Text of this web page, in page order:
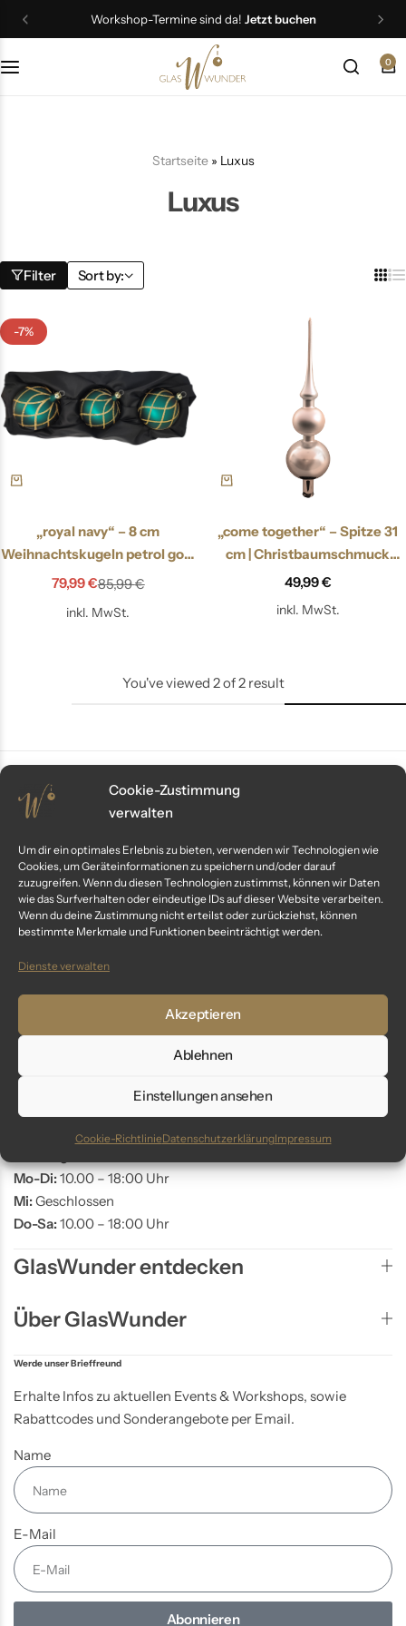
Cookie-Zustimmung
verwalten
Um dir ein optimales Erlebnis zu bieten, verwenden wir Technologien wie
Cookies, um Geräteinformationen zu speichern und/oder darauf
zuzugreifen. Wenn du diesen Technologien zustimmst, können wir Daten
wie das Surfverhalten oder eindeutige IDs auf dieser Website verarbeiten.
Wenn du deine Zustimmung nicht erteilst oder zurückziehst, können
bestimmte Merkmale und Funktionen beeinträchtigt werden.
Dienste verwalten
Akzeptieren
Ablehnen
Einstellungen ansehen
Cookie-RichtlinieDatenschutzerklärungImpressum
Workshop-Termine sind da! Jetzt buchen
0
Startseite» Luxus
Luxus
Filter Sort by:
-7%
„royal navy“ – 8 cm
Weihnachtskugeln petrol gold
matt85,99€
79,99€
inkl. MwSt.
„come together“ – Spitze 31
cm | Christbaumschmuck
champagner gold
49,99€
inkl. MwSt.
You've viewed 2of2 result
Kundenservice
Fragen? Wir sind für dich da:
Telefon: +49 9561 401 34 90
Email: info@glaswunder.eu
Vertrag widerrufen
Store Coburg
Adresse:
96450 Coburg
Mo-Di:10.00 – 18:00 Uhr
Mi:Geschlossen
Do-Sa:10.00 – 18:00 Uhr
GlasWunder entdecken
Über GlasWunder
Werde unser Brieffreund
Erhalte Infos zu aktuellen Events & Workshops, sowie
Rabattcodes und Sonderangebote per Email.
Name
E-Mail
Abonnieren